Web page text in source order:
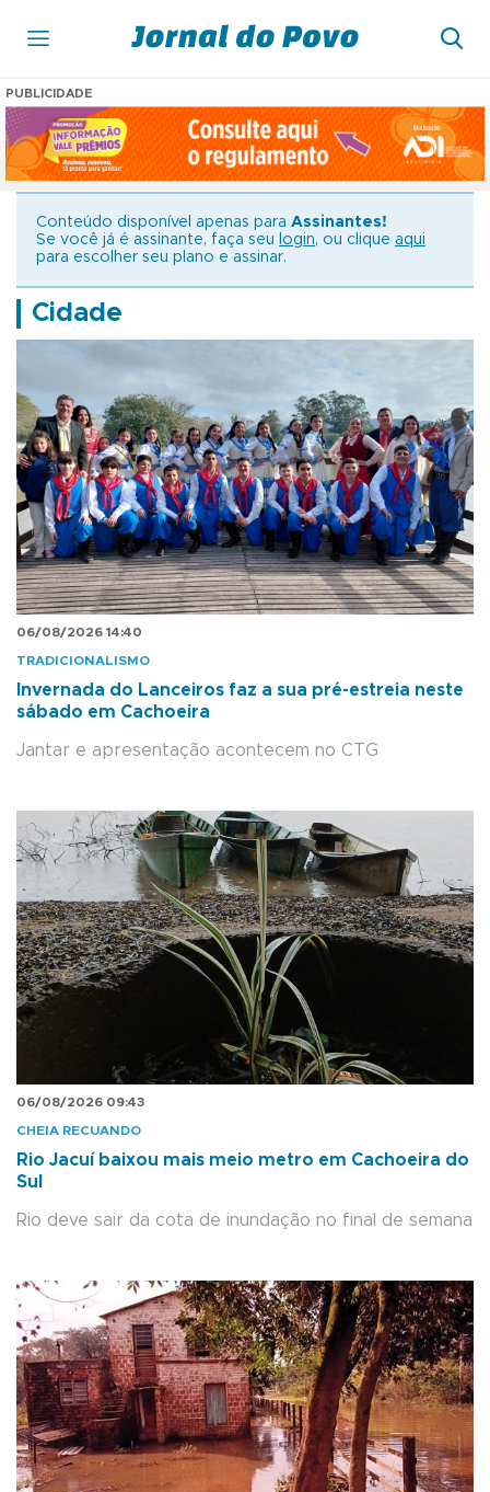
PUBLICIDADE
Conteúdo disponível apenas para Assinantes!
Se você já é assinante, faça seu
login, ou clique aqui
para escolher seu plano e assinar.
Cidade
06/08/2026 14:40
TRADICIONALISMO
Invernada do Lanceiros faz a sua pré-estreia neste
sábado em Cachoeira
Jantar e apresentação acontecem no CTG
06/08/2026 09:43
CHEIA RECUANDO
Rio Jacuí baixou mais meio metro em Cachoeira do
Sul
Rio deve sair da cota de inundação no final de semana